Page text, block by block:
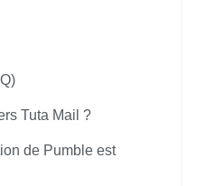
Tuta Mail ?
de Pumble est